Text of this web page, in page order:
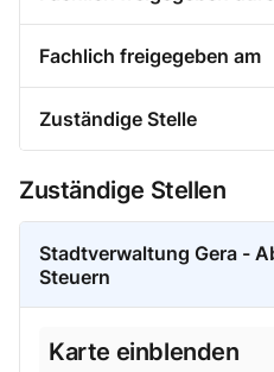
Fachlich freigegeben am
Zuständige Stelle
Zuständige Stellen
Stadtverwaltung Gera -
Steuern
Karte einblenden